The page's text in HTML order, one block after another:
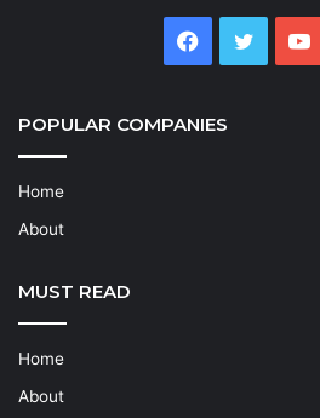
Facebook
Twitter
POPULAR COMPANIES
Home
About
MUST READ
Home
About